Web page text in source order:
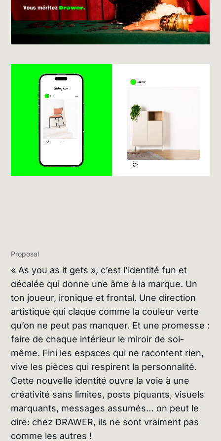
Proposal
« As you as it gets », c’est l’identité fun et
décalée qui donne une âme à la marque. Un
ton joueur, ironique et frontal. Une direction
artistique qui claque comme la couleur verte
qu’on ne peut pas manquer. Et une promesse :
faire de chaque intérieur le miroir de soi-
même. Fini les espaces qui ne racontent rien,
vive les pièces qui respirent la personnalité.
Cette nouvelle identité ouvre la voie à une
créativité sans limites, posts piquants, visuels
marquants, messages assumés… on peut le
dire: chez DRAWER, ils ne sont vraiment pas
comme les autres !